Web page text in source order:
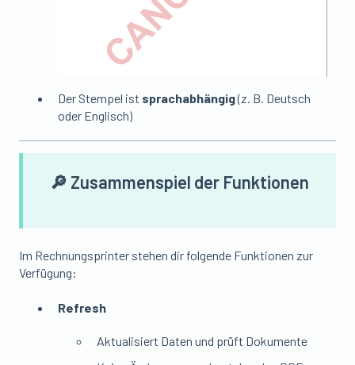
Der Stempel ist sprachabhängig(z. B. Deutsch
oder Englisch)
🔎 Zusammenspiel der Funktionen
Im Rechnungsprinter stehen dir folgende Funktionen zur
Verfügung:
Refresh
Aktualisiert Daten und prüft Dokumente